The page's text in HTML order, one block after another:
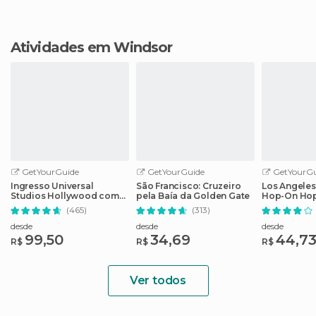
Atividades em Windsor
GetYourGuide
Ingresso Universal
Studios Hollywood com
Cancelamento Fácil
(465)
desde
R$ 99,50
GetYourGuide
São Francisco: Cruzeiro
pela Baía da Golden Gate
(313)
desde
R$ 34,69
Los
Hop-On
guia de
desde
R$ 44,73
Ver todos